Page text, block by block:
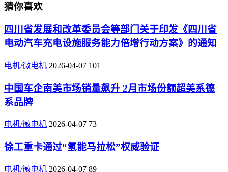
猜你喜欢
四川省发展和改革委员会等部门关于印发《四川省
电动汽车充电设施服务能力倍增行动方案》的通知
电机/微电机 2026-04-07 101
中国车企南美市场销量飙升 2月市场份额超美系德
系品牌
电机/微电机 2026-04-07 73
徐工重卡通过“氢能马拉松”权威验证
电机/微电机 2026-04-07 89